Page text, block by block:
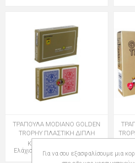
ΤΡΑΠΟΥΛΑ MODIANO GOLDEN
TROPHY ΠΛΑΣΤΙΚΗ ΔΙΠΛΗ
Κωδικός: 016101452
Ελάχιστη Ποσότητα: 7 (Τεμάχιο)
Για να σου εξασφαλίσουμε μια